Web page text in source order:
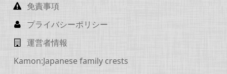
免責事項
プライバシーポリシー
運営者情報
Kamon:Japanese family crests